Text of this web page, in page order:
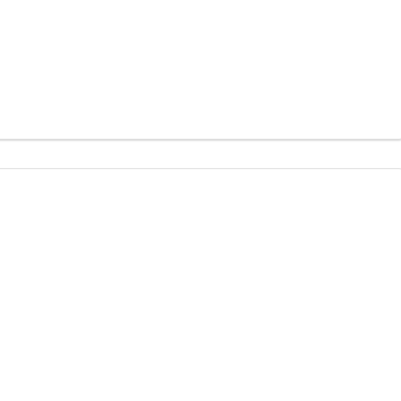
arrêté se cache un lieu rare... Un ensemble de deux
profitez d'une cuisine de qualité ouverte sur le séjour,
une maison d'environ 70 m² composée d'un coin
En face de l'autre côté de la rue, sécurisé par un